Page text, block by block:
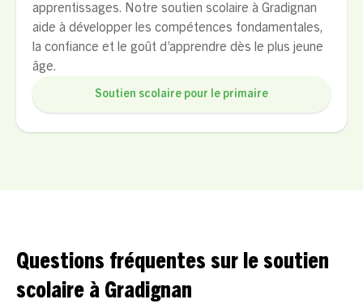
apprentissages. Notre soutien scolaire à Gradignan
aide à développer les compétences fondamentales,
la confiance et le goût d’apprendre dès le plus jeune
âge.
Soutien scolaire pour le primaire
Questions fréquentes sur le soutien
scolaire à Gradignan